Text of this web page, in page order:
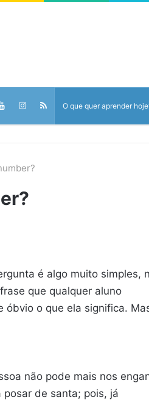
é algo muito simples,
que qualquer aluno
óbvio o que ela significa.
não pode mais nos
de santa; pois, já